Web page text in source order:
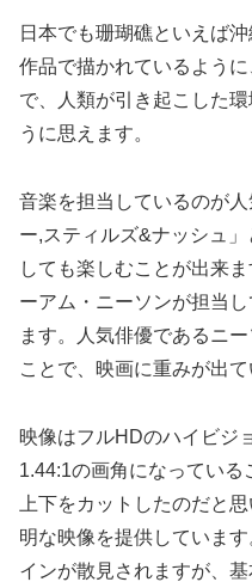
日本でも珊瑚礁といえば
作品で描かれているよう
で、人類が引き起こした
うに思えます。
音楽を担当しているのが
ー,スティルズ&ナッシュ
しても楽しむことが出来
ーアム・ニーソンが担当
ます。人気俳優であるニ
ことで、映画に重みが出て
映像はフルHDのハイビジ
1.44:1の画角になってい
上下をカットしたのだと
明な映像を提供していま
インが散見されますが、